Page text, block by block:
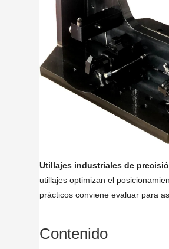
Utillajes industriales de
utillajes optimizan el
prácticos conviene evaluar para
Contenido